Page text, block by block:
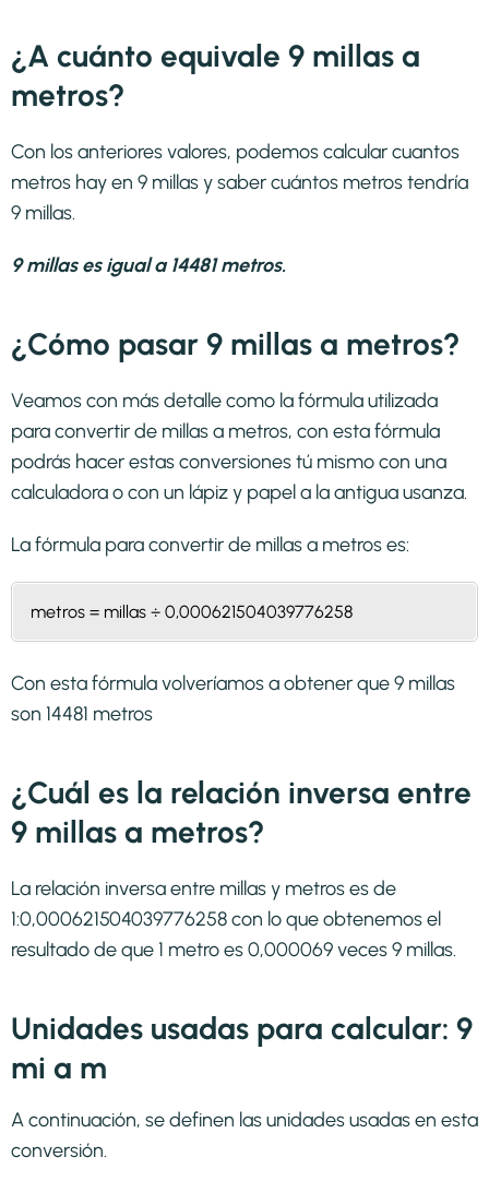
¿A cuánto equivale 9 millas a
metros?
Con los anteriores valores, podemos calcular cuantos
metros hay en 9 millas y saber cuántos metros tendría
9 millas.
9 millas es igual a 14481 metros.
¿Cómo pasar 9 millas a metros?
Veamos con más detalle como la fórmula utilizada
para convertir de millas a metros, con esta fórmula
podrás hacer estas conversiones tú mismo con una
calculadora o con un lápiz y papel a la antigua usanza.
La fórmula para convertir de millas a metroses:
metros = millas ÷ 0,000621504039776258
Con esta fórmula volveríamos a obtener que 9 millas
son 14481 metros
¿Cuál es la relación inversa entre
9 millas a metros?
La relación inversa entre millas y metros es de
1:0,000621504039776258 con lo que obtenemos el
resultado de que 1 metro es 0,000069 veces 9 millas.
Unidades usadas para calcular: 9
mi a m
A continuación, se definen las unidades usadas en esta
conversión.